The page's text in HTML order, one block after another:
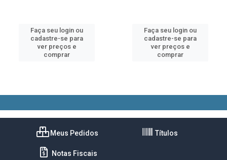
Faça seu login ou
cadastre-se para
ver preços e
comprar
Faça seu login ou
cadastre-se para
ver preços e
comprar
Meus Pedidos Títulos
Notas Fiscais